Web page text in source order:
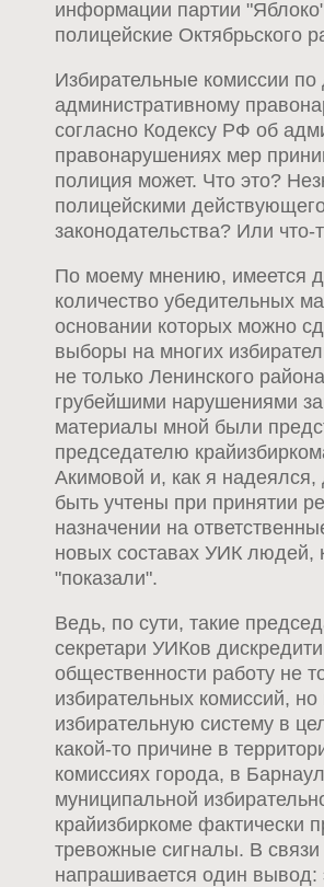
информации партии
полицейские Октябрьского
Избирательные комиссии по
административному
согласно Кодексу РФ об
правонарушениях мер
полиция может. Что это?
полицейскими
законодательства? Или что-
По моему мнению, имеется
количество убедительных
основании которых можно
выборы на многих
не только Ленинского
грубейшими нарушениями
материалы мной были
председателю
Акимовой и, как я
быть учтены при принятии
назначении на
новых составах УИК людей,
"показали".
Ведь, по сути, такие
секретари УИКов
общественности работу не
избирательных комиссий,
избирательную систему в
какой-то причине в
комиссиях города, в
муниципальной
крайизбиркоме фактически
тревожные сигналы. В связи
напрашивается один вывод: